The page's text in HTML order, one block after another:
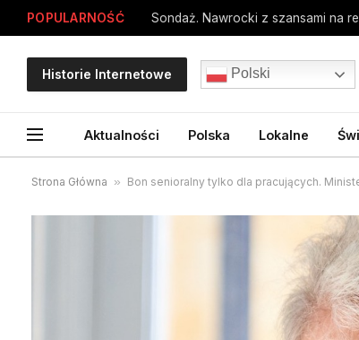
POPULARNOŚĆ Sondaż. Nawrocki z szansami na
Historie Internetowe Polski
Aktualności Polska Lokalne
Strona Główna » Bon senioralny tylko dla pracujących.